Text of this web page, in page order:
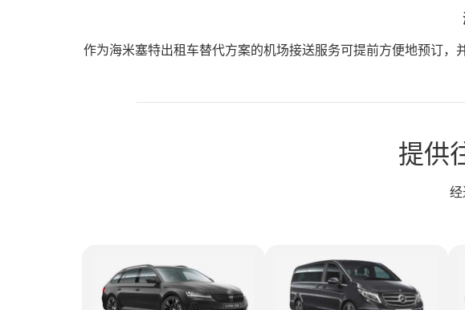
作为海米塞特出租车替代方案的机场接送服务可提前方便地预订
提供